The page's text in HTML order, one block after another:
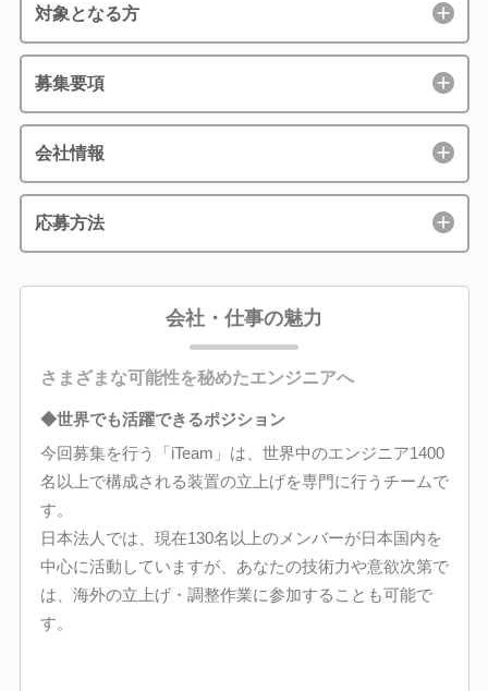
対象となる方
募集要項
会社情報
応募方法
会社・仕事の魅力
さまざまな可能性を秘めたエンジニアへ
◆世界でも活躍できるポジション
今回募集を行う「iTeam」は、世界中のエンジニア1400
名以上で構成される装置の立上げを専門に行うチームで
す。
日本法人では、現在130名以上のメンバーが日本国内を
中心に活動していますが、あなたの技術力や意欲次第で
は、海外の立上げ・調整作業に参加することも可能で
す。